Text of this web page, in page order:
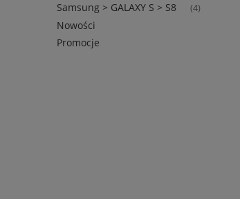
Samsung > GALAXY S > S8 (4)
Nowości
Promocje